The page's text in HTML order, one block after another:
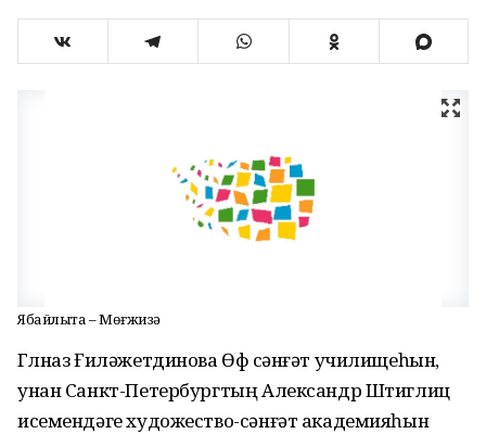
Ябайлыҡта – Мөғжизә
Гөлназ Ғиләжетдинова Өфө сәнғәт училищеһын,
унан Санкт-Петербургтың Александр Штиглиц
исемендәге художество-сәнғәт академияһын